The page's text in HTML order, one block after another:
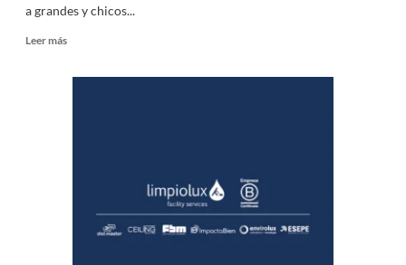
a grandes y chicos...
Leer más